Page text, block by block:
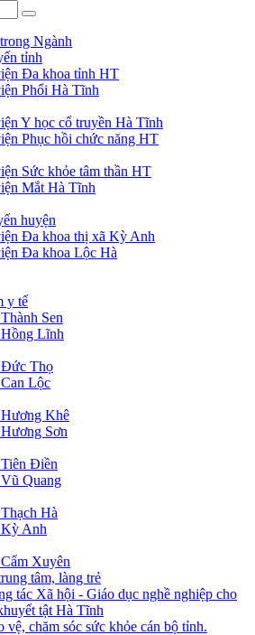
Ngành
tỉnh
Đa khoa tỉnh HT
Phổi Hà Tĩnh
Y học cổ truyền Hà Tĩnh
Phục hồi chức năng HT
Sức khỏe tâm thần HT
Mắt Hà Tĩnh
huyện
Đa khoa thị xã Kỳ Anh
Đa khoa Lộc Hà
y tế
Sen
Lĩnh
Thọ
Lộc
Khê
Sơn
Điền
Quang
Hà
Anh
Xuyên
tâm, làng trẻ
tác Xã hội - Giáo dục nghề nghiệp cho
tật Hà Tĩnh
vệ, chăm sóc sức khỏe cán bộ tỉnh.